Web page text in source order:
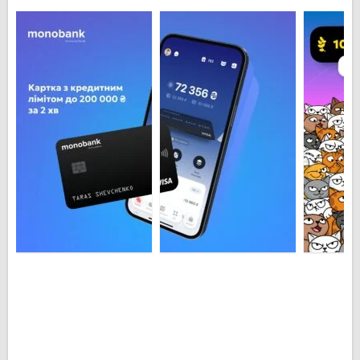
поддерживает международные платежные системы
MasterCard и Visa. Так же карты мобильного манка
имеют чипы PayPass для бесконтактной оплаты. Вы
можете получить также одну из валютных карт –
долларовую, для евро или золотую карту.
Обратите внимание на кредитные карты от
monobank. Вам предоставляется кредитный лимит
в сумме до ста тысяч гривен льготным периодом на
62 дня, кредитная ставка 3,1%, которую уверенно
можно назвать самой низкой по Украине.
Пополнения карты и переводы между картами
Монобанк абсолютно бесплатные. Комиссия так же